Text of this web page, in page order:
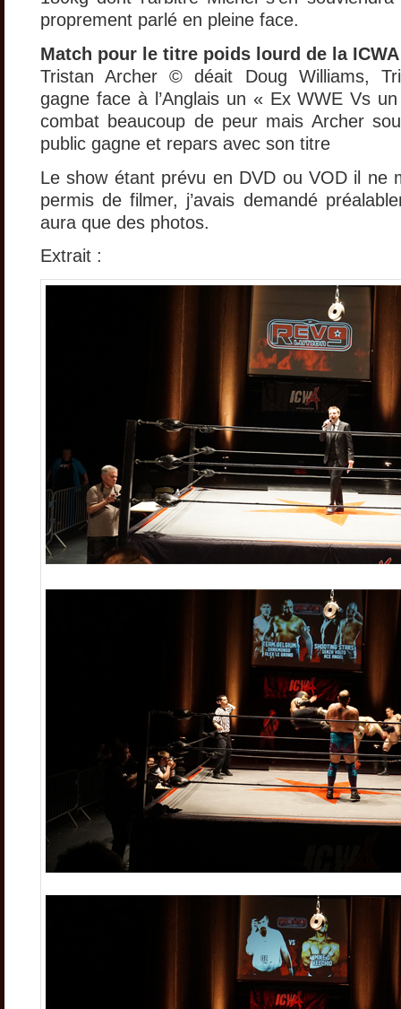
proprement parlé en pleine face.
Match pour le titre poids lourd de la ICWA
Tristan Archer © déait Doug Williams,
gagne face à l’Anglais un « Ex WWE Vs
combat beaucoup de peur mais Archer
public gagne et repars avec son titre
Le show étant prévu en DVD ou VOD il ne
permis de filmer, j’avais demandé
aura que des photos.
Extrait :